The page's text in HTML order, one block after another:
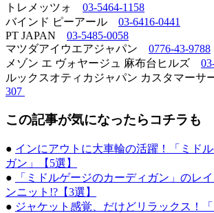
トレメッツォ 03-5464-1158
バインド ピーアール 03-6416-0441
PT JAPAN 03-5485-0058
マツダアイウエアジャパン 0776-43-9788
メゾン エ ヴォヤージュ 麻布台ヒルズ
ルックスオティカジャパン カスタマーサ
307
この記事が気になったらコチラも
● インにアウトに大車輪の活躍！「ミド
ガン」【5選】
●
「ミドルゲージのカーディガン」のレ
ンニット!?【3選】
● ジャケット感覚、だけどリラックス！